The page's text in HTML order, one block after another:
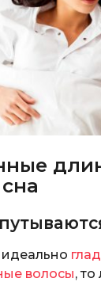
идеально
волосы,